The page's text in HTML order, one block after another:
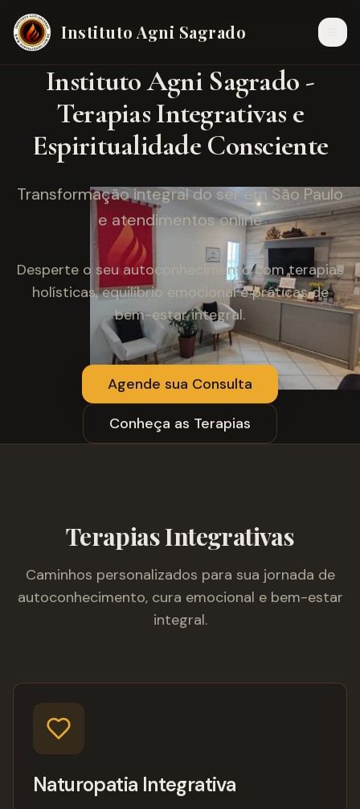
Instituto Agni Sagrado
Instituto Agni Sagrado -
Terapias Integrativas e
Espiritualidade Consciente
Transformação integral do ser em São Paulo
e atendimentos online
Desperte o seu autoconhecimento com terapias
holísticas, equilíbrio emocional e práticas de
bem-estar integral.
Agende sua Consulta
Conheça as Terapias
Terapias Integrativas
Caminhos personalizados para sua jornada de
autoconhecimento, cura emocional e bem-estar
integral.
Naturopatia Integrativa